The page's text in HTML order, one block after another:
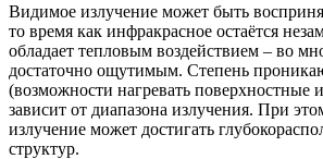
Видимое излучение может быть
то время как инфракрасное остаётся
обладает тепловым воздействием – во
достаточно ощутимым. Степень
(возможности нагревать поверхностные
зависит от диапазона излучения. При
излучение может достигать
структур.